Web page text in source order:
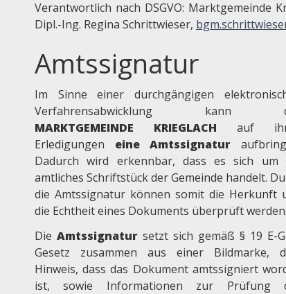
Verantwortlich nach DSGVO: Marktgemeinde
Dipl.-Ing. Regina Schrittwieser,
Amtssignatur
Im Sinne einer durchgängigen
Verfahrensabwicklung kann
MARKTGEMEINDE KRIEGLACH auf
Erledigungen eine Amtssignatur
Dadurch wird erkennbar, dass es sich um
amtliches Schriftstück der Gemeinde handelt.
die Amtssignatur können somit die Herkunft
die Echtheit eines Dokuments überprüft werden.
Die Amtssignatur setzt sich gemäß § 19 E-
Gesetz zusammen aus einer Bildmarke,
Hinweis, dass das Dokument amtssigniert
ist, sowie Informationen zur Prüfung